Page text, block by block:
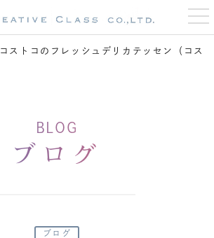
t
o
g
l
コストコのフレッシュデリカテッセン（コス
BLOG
ブログ
ブログ